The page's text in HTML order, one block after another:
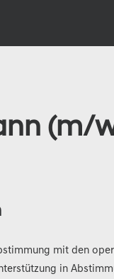
(m/
mit den
in